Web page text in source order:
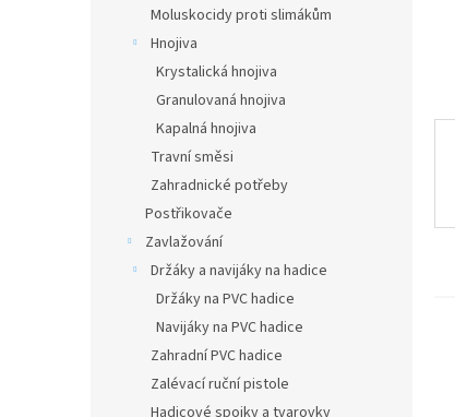
Moluskocidy proti slimákům
Hnojiva
Krystalická hnojiva
Granulovaná hnojiva
Kapalná hnojiva
Travní směsi
Zahradnické potřeby
Postřikovače
Zavlažování
Držáky a navijáky na hadice
Držáky na PVC hadice
Navijáky na PVC hadice
Zahradní PVC hadice
Zalévací ruční pistole
Hadicové spojky a tvarovky